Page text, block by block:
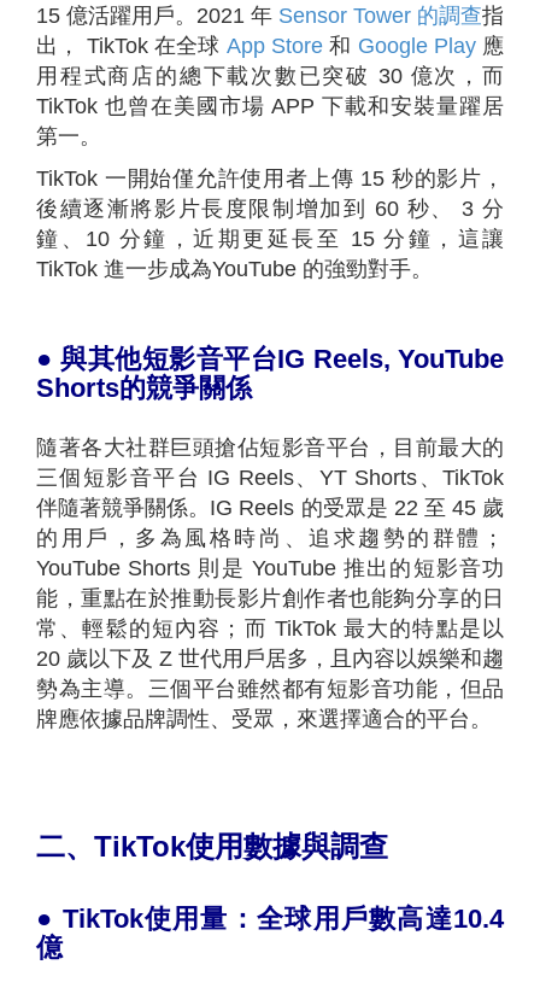
15 億活躍用戶。2021 年 Sensor Tower 的調查指
出， TikTok 在全球 App Store和 Google Play應
用程式商店的總下載次數已突破 30 億次，而
TikTok 也曾在美國市場 APP 下載和安裝量躍居
第一。
TikTok 一開始僅允許使用者上傳 15 秒的影片，
後續逐漸將影片長度限制增加到 60 秒、 3 分
鐘、10 分鐘，近期更延長至 15 分鐘，這讓
TikTok 進一步成為YouTube 的強勁對手。
● 與其他短影音平台IG Reels, YouTube
Shorts的競爭關係
隨著各大社群巨頭搶佔短影音平台，目前最大的
三個短影音平台 IG Reels、YT Shorts、TikTok
伴隨著競爭關係。IG Reels 的受眾是 22 至 45 歲
的用戶，多為風格時尚、追求趨勢的群體；
YouTube Shorts 則是 YouTube 推出的短影音功
能，重點在於推動長影片創作者也能夠分享的日
常、輕鬆的短內容；而 TikTok 最大的特點是以
20 歲以下及 Z 世代用戶居多，且內容以娛樂和趨
勢為主導。三個平台雖然都有短影音功能，但品
牌應依據品牌調性、受眾，來選擇適合的平台。
二、TikTok使用數據與調查
● TikTok使用量：全球用戶數高達10.4
億